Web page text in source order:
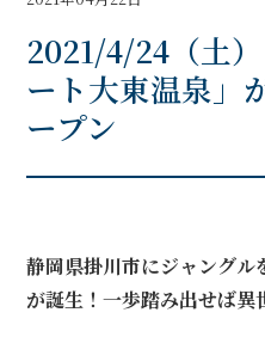
2021/4/24（土
ート大東温泉」
ープン
静岡県掛川市にジャング
が誕生！一歩踏み出せば異